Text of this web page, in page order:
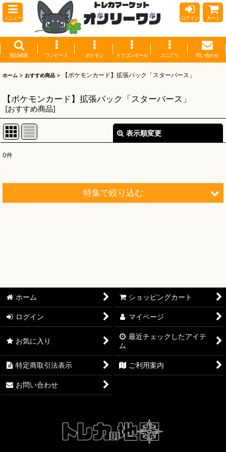
メニュー ログイン カート
商品検索 ワンピース ポケモン ドラゴンボール ユニアリ 問い合わせ
ホーム > おすすめ商品 > 【ポケモンカード】拡張パック「スターバース」
【ポケモンカード】拡張パック「スターバース」
[おすすめ商品]
表示順変更
0件
特集で絞り込む
【ワンピースカード】ブースターパック 決戦の刻【OP-16】
【ワンピースカード】ブースターパック 神の島の冒険【OP-
15】
【ワンピースカード】エクストラブースター EGGHEAD
CRISIS【EB-04】
【ワンピースカード】ブースターパック 蒼海の七傑【OP-14】
【ワンピースカード】ブースターパック 受け継がれる意志
ホーム ショッピングカート
ログイン マイページ
お気に入り
最近チェックしたアイテ
ム
特定商取引法表示 ご利用案内
お問い合わせ